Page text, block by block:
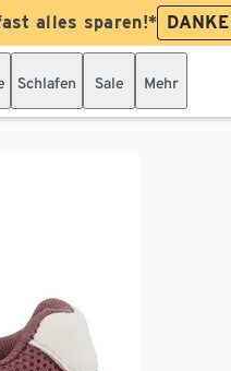
alles sparen!*
Schlafen Sale Mehr